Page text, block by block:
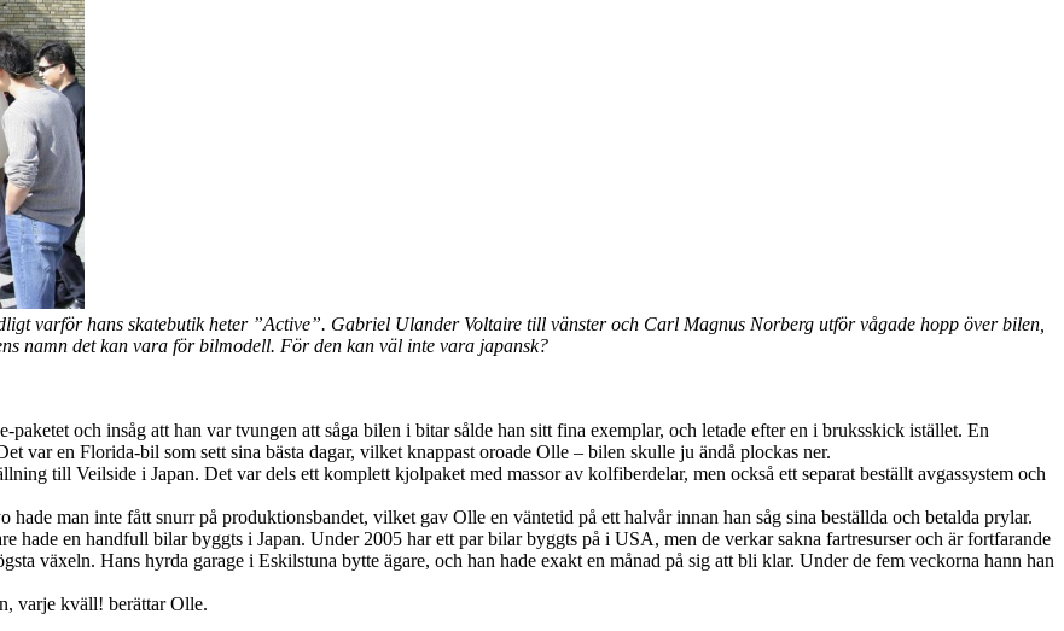
varför hans skatebutik heter ”Active”. Gabriel Ulander Voltaire till vänster och Carl Magnus Norberg utför vågade hopp över bilen,
namn det kan vara för bilmodell. För den kan väl inte vara japansk?
och insåg att han var tvungen att såga bilen i bitar sålde han sitt fina exemplar, och letade efter en i bruksskick istället. En
var en Florida-bil som sett sina bästa dagar, vilket knappast oroade Olle – bilen skulle ju ändå plockas ner.
till Veilside i Japan. Det var dels ett komplett kjolpaket med massor av kolfiberdelar, men också ett separat beställt avgassystem och
man inte fått snurr på produktionsbandet, vilket gav Olle en väntetid på ett halvår innan han såg sina beställda och betalda prylar.
hade en handfull bilar byggts i Japan. Under 2005 har ett par bilar byggts på i USA, men de verkar sakna fartresurser och är fortfarande
växeln. Hans hyrda garage i Eskilstuna bytte ägare, och han hade exakt en månad på sig att bli klar. Under de fem veckorna hann han
varje kväll! berättar Olle.